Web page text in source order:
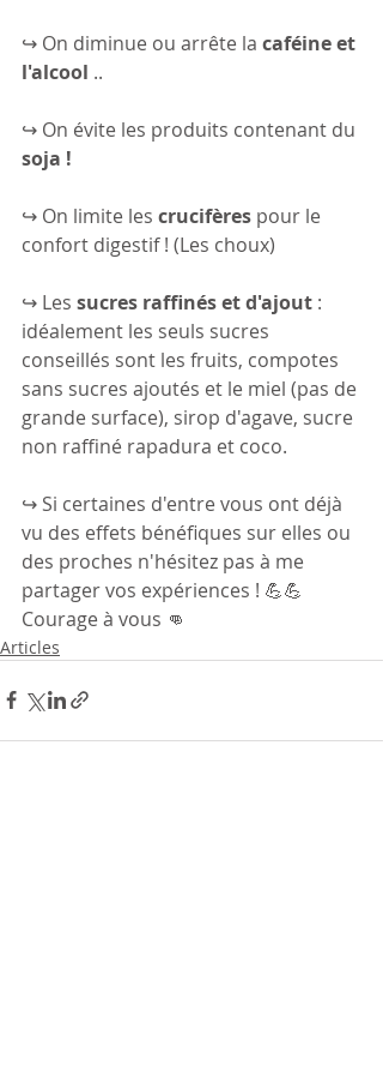
↪ On diminue ou arrête la caféine et
l'alcool ..
↪ On évite les produits contenant du
soja !
↪ On limite les crucifères pour le
confort digestif ! (Les choux)
↪ Les sucres raffinés et d'ajout :
idéalement les seuls sucres
conseillés sont les fruits, compotes
sans sucres ajoutés et le miel (pas de
grande surface), sirop d'agave, sucre
non raffiné rapadura et coco.
↪ Si certaines d'entre vous ont déjà
vu des effets bénéfiques sur elles ou
des proches n'hésitez pas à me
partager vos expériences ! 💪💪
Courage à vous 👊
Articles